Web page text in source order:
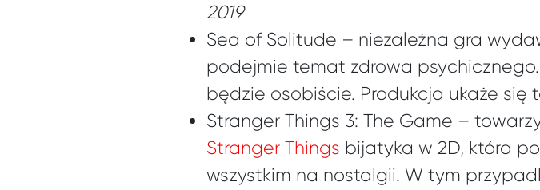
2019
Sea of Solitude – niezależna gra
podejmie temat zdrowa
będzie osobiście. Produkcja ukaże się
Stranger Things 3: The Game –
Stranger Things bijatyka w 2D, która
wszystkim na nostalgii. W tym